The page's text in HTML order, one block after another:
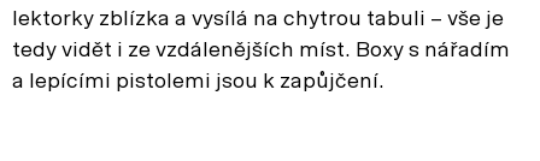
lektorky zblízka a vysílá na chytrou tabuli – vše je
tedy vidět i ze vzdálenějších míst. Boxy s nářadím
a lepícími pistolemi jsou k zapůjčení.